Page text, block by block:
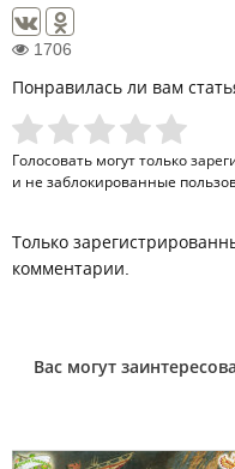
1706
Понравилась ли вам
Голосовать могут только
и не заблокированные
Только
комментарии.
Вас могут